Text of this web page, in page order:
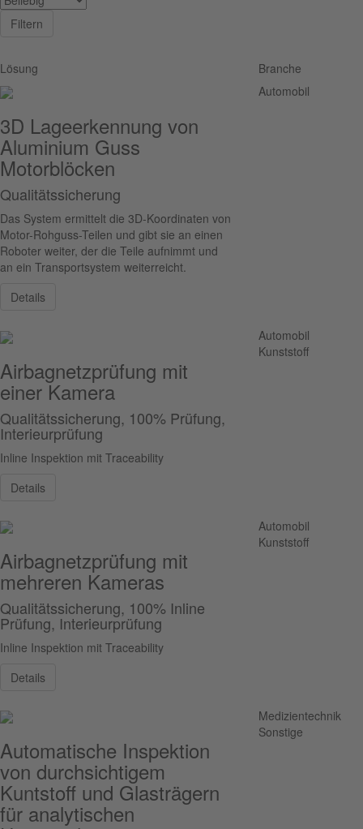
Filtern
Lösung Branche
3D Lageerkennung von
Aluminium Guss
Motorblöcken
Qualitätssicherung
Das System ermittelt die 3D-Koordinaten von
Motor-Rohguss-Teilen und gibt sie an einen
Roboter weiter, der die Teile aufnimmt und
an ein Transportsystem weiterreicht.
Details
Automobil
Airbagnetzprüfung mit
einer Kamera
Qualitätssicherung, 100% Prüfung,
Interieurprüfung
Inline Inspektion mit Traceability
Details
Automobil
Kunststoff
Airbagnetzprüfung mit
mehreren Kameras
Qualitätssicherung, 100% Inline
Prüfung, Interieurprüfung
Inline Inspektion mit Traceability
Details
Automobil
Kunststoff
Automatische Inspektion
von durchsichtigem
Kuntstoff und Glasträgern
für analytischen
Medizientechnik
Sonstige